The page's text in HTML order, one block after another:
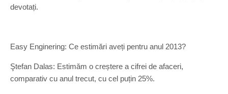
devotați.
Easy Enginering: Ce estimări aveți pentru anul 2013?
Ştefan Dalas: Estimăm o creștere a cifrei de afaceri,
comparativ cu anul trecut, cu cel puțin 25%.